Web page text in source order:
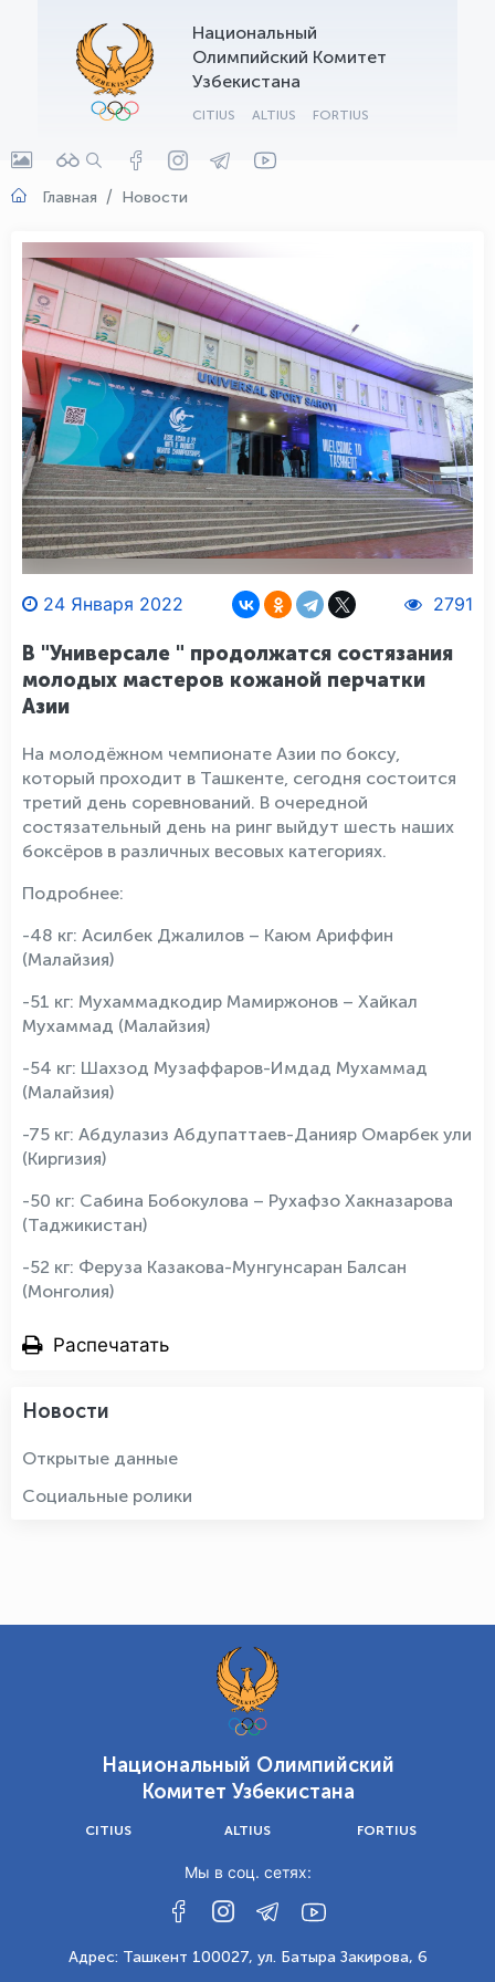
Национальный
Олимпийский Комитет
Узбекистана
CITIUS ALTIUS FORTIUS
Главная Новости
24 Января 2022 2791
В "Универсале " продолжатся состязания
молодых мастеров кожаной перчатки
Азии
На молодёжном чемпионате Азии по боксу,
который проходит в Ташкенте, сегодня состоится
третий день соревнований. В очередной
состязательный день на ринг выйдут шесть наших
боксёров в различных весовых категориях.
Подробнее:
-48 кг: Асилбек Джалилов – Каюм Ариффин
(Малайзия)
-51 кг: Мухаммадкодир Мамиржонов – Хайкал
Мухаммад (Малайзия)
-54 кг: Шахзод Музаффаров-Имдад Мухаммад
(Малайзия)
-75 кг: Абдулазиз Абдупаттаев-Данияр Омарбек ули
(Киргизия)
-50 кг: Сабина Бобокулова – Рухафзо Хакназарова
(Таджикистан)
-52 кг: Феруза Казакова-Мунгунсаран Балсан
(Монголия)
Распечатать
Новости
Открытые данные
Социальные ролики
Национальный Олимпийский
Комитет Узбекистана
CITIUS ALTIUS FORTIUS
Мы в соц. сетях:
Адрес: Ташкент 100027, ул. Батыра Закирова, 6
OLYMPCHIK AI - yordamchi
Онлайн · olympic.uz